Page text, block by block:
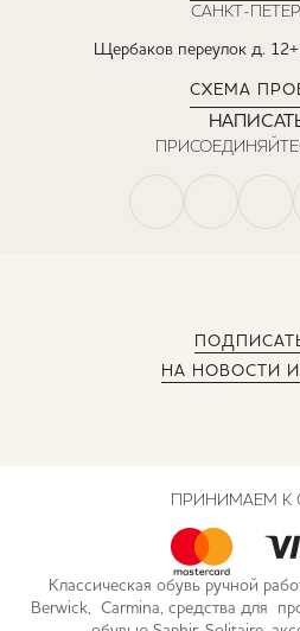
НА НОВОСТИ
САНКТ-
Щербаков переулок д. 12
СХЕМА
Классическая обувь ручной
Berwick, Carmina, средства для
ПРИНИМАЕМ К